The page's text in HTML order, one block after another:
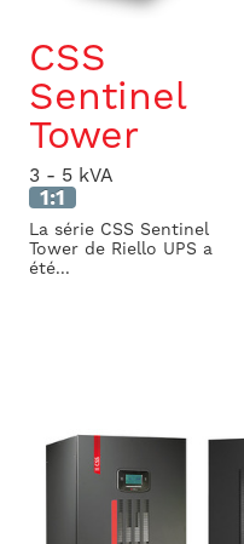
CSS
Sentinel
Tower
3 - 5 kVA
1:1
La série CSS Sentinel
Tower de Riello UPS a
été...